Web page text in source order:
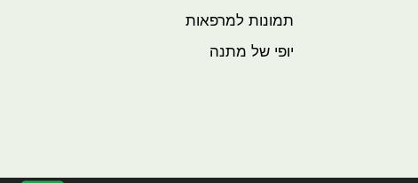
תמונות למרפאות
יופי של מתנה